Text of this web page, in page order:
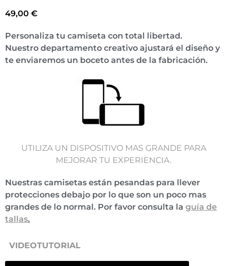
49,00 €
Personaliza tu camiseta con total libertad.
Nuestro departamento creativo ajustará el diseño y
te enviaremos un boceto antes de la fabricación.
UTILIZA UN DISPOSITIVO MAS GRANDE PARA
MEJORAR TU EXPERIENCIA.
Nuestras camisetas están pesandas para llever
protecciones debajo por lo que son un poco mas
grandes de lo normal. Por favor consulta la guía de
tallas.
VIDEOTUTORIAL